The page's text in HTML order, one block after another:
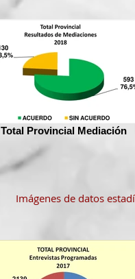
Total Provincial Mediación
Imágenes de datos